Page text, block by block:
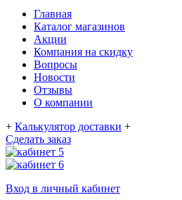
Главная
Каталог магазинов
Акции
Компания на скидку
Вопросы
Новости
Отзывы
О компании
+ Калькулятор доставки +
Сделать заказ
Вход в личный кабинет